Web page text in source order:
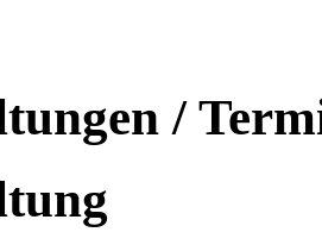
/